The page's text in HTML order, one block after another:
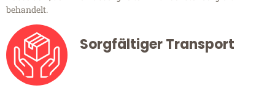
behandelt.
Sorgfältiger Transport